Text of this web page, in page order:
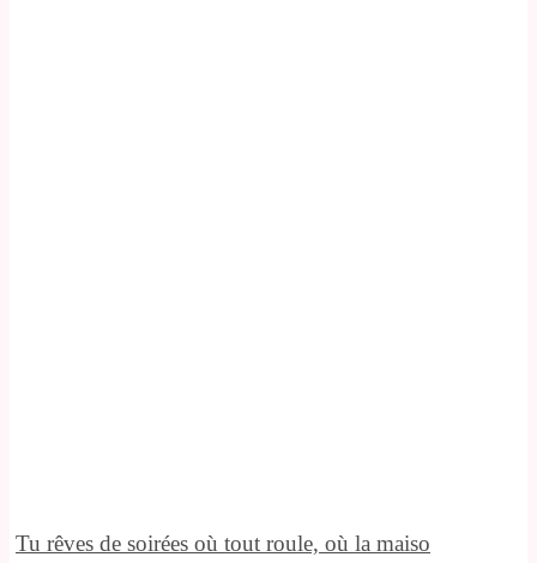
Tu rêves de soirées où tout roule, où la maiso